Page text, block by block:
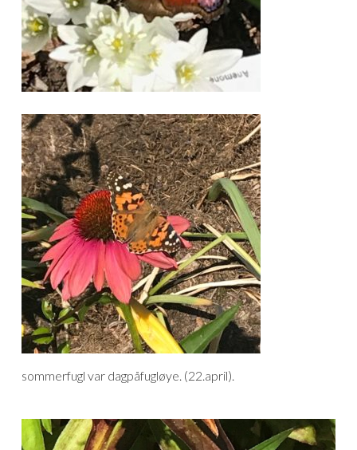
sommerfugl var dagpåfugløye. (22.april).